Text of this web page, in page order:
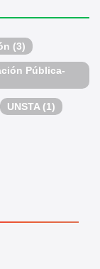
(3)
Pública-
UNSTA (1)